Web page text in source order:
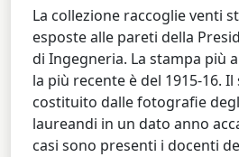
La collezione raccoglie venti
esposte alle pareti della
di Ingegneria. La stampa più
la più recente è del 1915-16.
costituito dalle fotografie
laureandi in un dato anno
casi sono presenti i docenti